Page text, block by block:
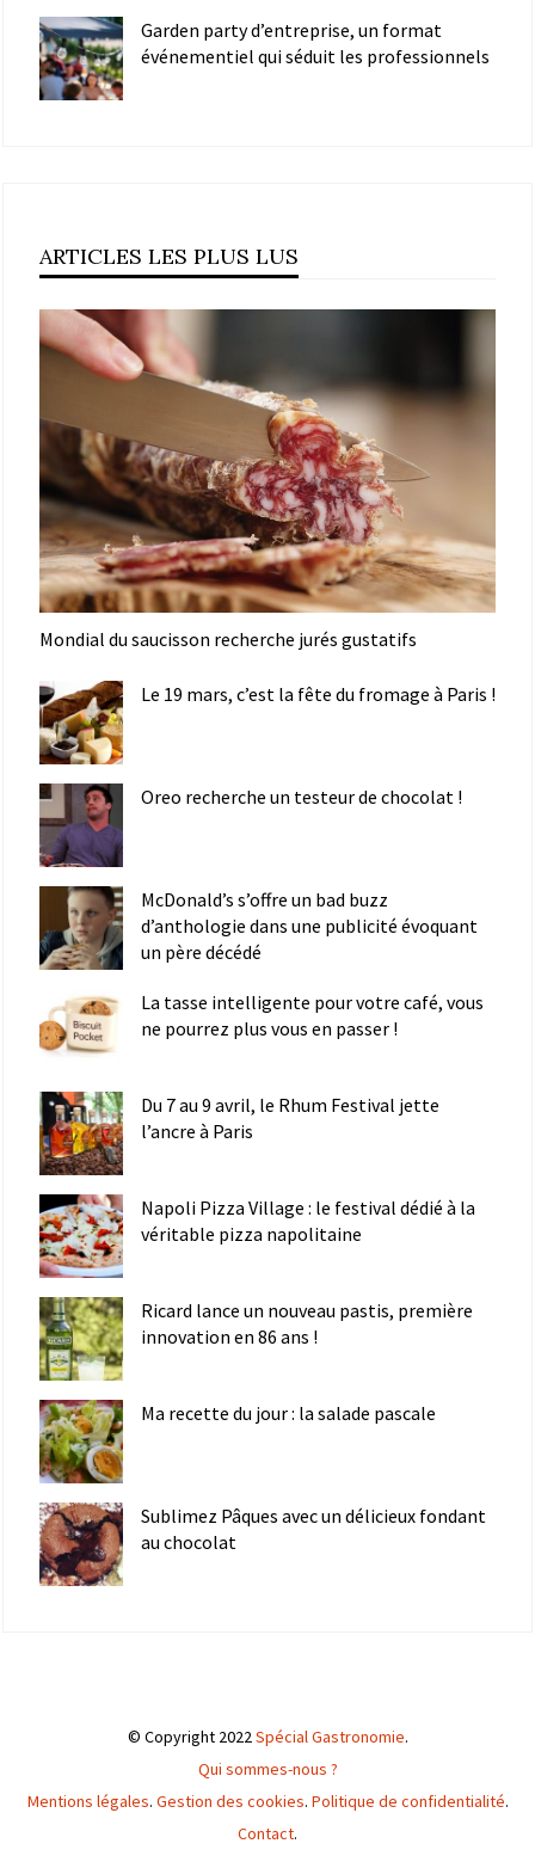
Garden party d’entreprise, un format
événementiel qui séduit les professionnels
ARTICLES LES PLUS LUS
Mondial du saucisson recherche jurés gustatifs
Le 19 mars, c’est la fête du fromage à Paris !
Oreo recherche un testeur de chocolat !
McDonald’s s’offre un bad buzz
d’anthologie dans une publicité évoquant
un père décédé
La tasse intelligente pour votre café, vous
ne pourrez plus vous en passer !
Du 7 au 9 avril, le Rhum Festival jette
l’ancre à Paris
Napoli Pizza Village : le festival dédié à la
véritable pizza napolitaine
Ricard lance un nouveau pastis, première
innovation en 86 ans !
Ma recette du jour : la salade pascale
Sublimez Pâques avec un délicieux fondant
au chocolat
© Copyright 2022Spécial Gastronomie.
Qui sommes-nous ?
Mentions légales. Gestion des cookies. Politique de confidentialité.
Contact.